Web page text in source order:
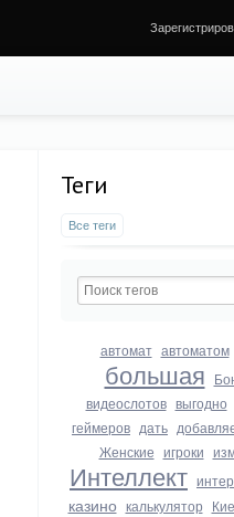
Теги
Все теги
автомат автоматом
большая
видеослотов выгодно
геймеров дать
Женские игроки
Интеллект
казино калькулятор